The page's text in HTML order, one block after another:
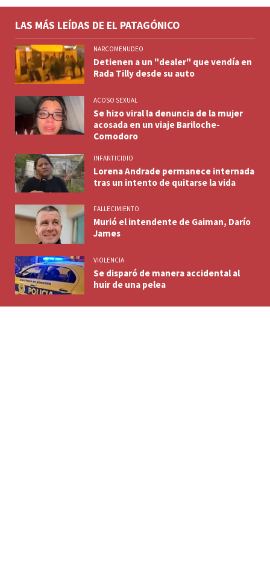
LAS MÁS LEÍDAS DE EL PATAGÓNICO
NARCOMENUDEO
Detienen a un "dealer" que vendía en
Rada Tilly desde su auto
ACOSO SEXUAL
Se hizo viral la denuncia de la mujer
acosada en un viaje Bariloche-
Comodoro
INFANTICIDIO
Lorena Andrade permanece internada
tras un intento de quitarse la vida
FALLECIMIENTO
Murió el intendente de Gaiman, Darío
James
VIOLENCIA
Se disparó de manera accidental al
huir de una pelea